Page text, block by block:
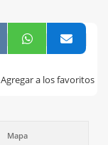
Agregar a los favoritos
Mapa